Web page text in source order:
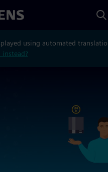
using automated